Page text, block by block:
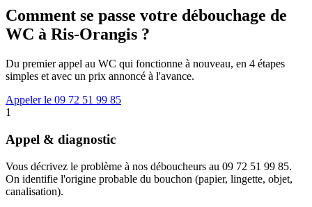
Comment se passe votre débouchage de
WC à Ris-Orangis ?
Du premier appel au WC qui fonctionne à nouveau, en 4 étapes
simples et avec un prix annoncé à l'avance.
Appeler le 09 72 51 99 85
1
Appel & diagnostic
Vous décrivez le problème à nos déboucheurs au 09 72 51 99 85.
On identifie l'origine probable du bouchon (papier, lingette, objet,
canalisation).